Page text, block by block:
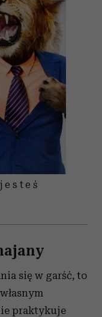
się w garść, to
praktykuje